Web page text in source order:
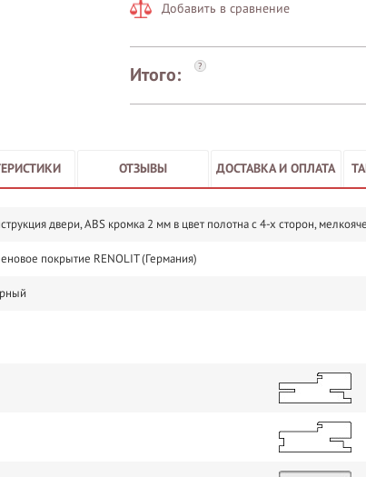
Добавить в сравнение
Итого: ?
ОТЗЫВЫ ДОСТАВКА И ОПЛАТА
двери, ABS кромка 2 мм в цвет полотна с 4-х сторон,
покрытие RENOLIT (Германия)